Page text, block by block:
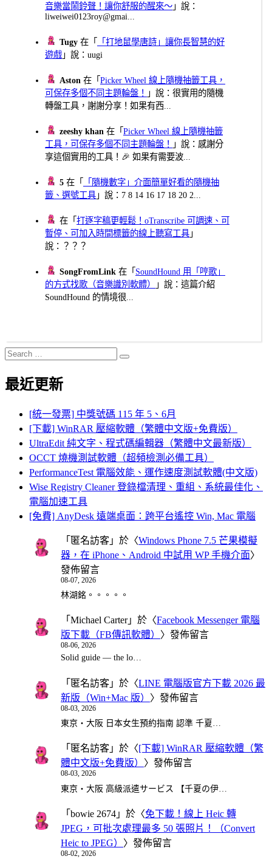
音樂當鬧鈴聲！讓你舒服的醒來～ 」說：
liweiwei0123roy@gmai...
Tugy 在「
「打地鼠學唐詩」讓你長智慧的好
遊戲 」說：uugi
Aston 在「Picker Wheel 線上隨機抽籤工具，
可保存多個不同主題輪盤！
」說：很實用的隨機
轉盤工具，謝謝分享！如果有西...
zeeshy khan 在「Picker Wheel 線上隨機抽籤
工具，可保存多個不同主題輪盤！
」說：感謝分
享這個實用的工具！🎉 如果有需要波...
5 在「
「隨機數字」介面簡單好看的隨機抽
籤、選號工具 」說：7 8 14 16 17 18 20 2...
在「打逐字稿更輕鬆！oTranscribe 可調速、可
暫停、可加入時間標籤的線上聽寫工具 」
說：？？？
SongFromLink 在「 SoundHound 用「哼歌」
的方式找歌（音樂識別軟體）
」說：這篇介紹
SoundHound 的情境很...
Search
for:
Search
最近更新
[統一發票] 中獎號碼 115 年 5、6月
[下載] WinRAR 壓縮軟體（繁體中文版+免費版）
UltraEdit 純文字、程式碼編輯器（繁體中文最新版）
OCCT 燒機測試軟體（超頻檢測必備工具）
PerformanceTest 電腦效能、運作速度測試軟體(中文版)
Wise Registry Cleaner 登錄檔清理、重組、系統最佳化、
電腦加速工具
[免費] AnyDesk 遠端桌面：跨平台遙控 Win, Mac 電腦
「 匿名訪客 」於〈Windows Phone 7.5 芒果模擬
器，在 iPhone、Android 中試用 WP 手機介面〉
發佈留言
08-07, 2026
林湖銘。。。。。
「 Michael Carter」於〈Facebook Messenger 電腦
版下載（FB傳訊軟體） 〉發佈留言
08-06, 2026
Solid guide — the lo…
「 匿名訪客 」於〈LINE 電腦版官方下載 2026 最
新版（Win+Mac 版） 〉發佈留言
08-03, 2026
東京・大阪 日本女生預約指南 認準 千夏…
「 匿名訪客 」於〈 [下載] WinRAR 壓縮軟體（繁
體中文版+免費版）
〉發佈留言
08-03, 2026
東京・大阪 高級派遣サービス 【千夏の伊…
「 bowie 2674 」於〈免下載！線上 Heic 轉
JPEG，可批次處理最多 50 張照片！（Convert
Heic to JPEG） 〉發佈留言
08-02, 2026